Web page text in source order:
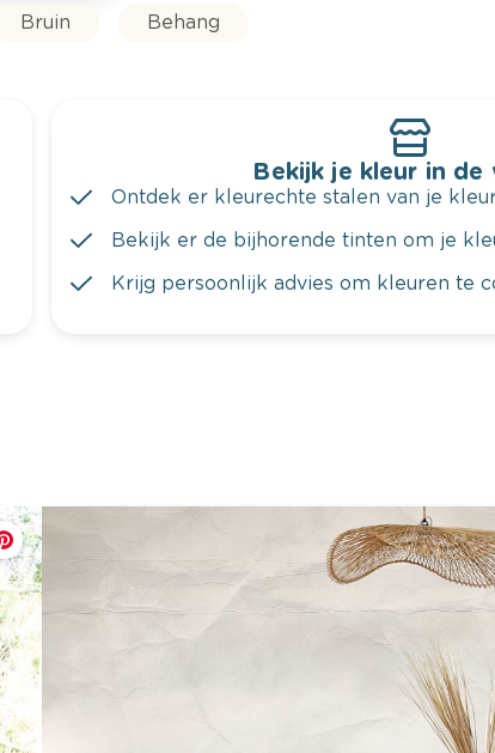
Bruin Behang
Bekijk je kleur in de
Ontdek er kleurechte stalen van je
Bekijk er de bijhorende tinten om je
Krijg persoonlijk advies om kleuren te